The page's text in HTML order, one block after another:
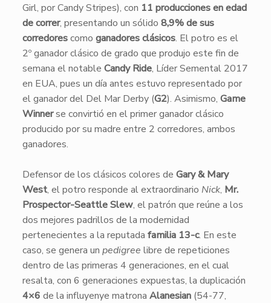
Girl, por Candy Stripes), con 11 producciones en edad
de correr, presentando un sólido 8,9% de sus
corredorescomo ganadores clásicos. El potro es el
2º ganador clásico de grado que produjo este fin de
semana el notable Candy Ride, Líder Semental 2017
en EUA, pues un día antes estuvo representado por
el ganador del Del Mar Derby (G2). Asimismo, Game
Winnerse convirtió en el primer ganador clásico
producido por su madre entre 2 corredores, ambos
ganadores.
Defensor de los clásicos colores de Gary & Mary
West, el potro responde al extraordinario Nick, Mr.
Prospector-Seattle Slew, el patrón que reúne a los
dos mejores padrillos de la modernidad
pertenecientes a la reputada familia 13-c. En este
caso, se genera un pedigree libre de repeticiones
dentro de las primeras 4 generaciones, en el cual
resalta, con 6 generaciones expuestas, la duplicación
4×6 de la influyenye matrona Alanesian(54-77,